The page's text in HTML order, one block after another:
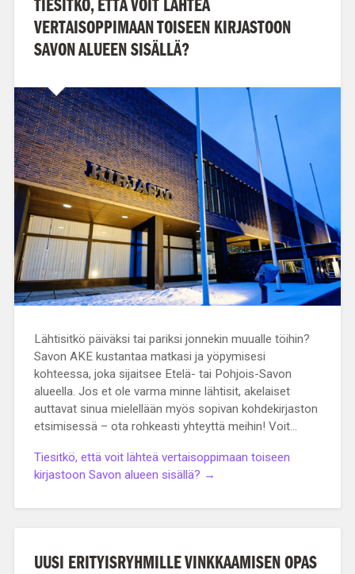
TIESITKÖ, ETTÄ VOIT LÄHTEÄ
VERTAISOPPIMAAN TOISEEN KIRJASTOON
SAVON ALUEEN SISÄLLÄ?
Lähtisitkö päiväksi tai pariksi jonnekin muualle töihin?
Savon AKE kustantaa matkasi ja yöpymisesi
kohteessa, joka sijaitsee Etelä- tai Pohjois-Savon
alueella. Jos et ole varma minne lähtisit, akelaiset
auttavat sinua mielellään myös sopivan kohdekirjaston
etsimisessä – ota rohkeasti yhteyttä meihin! Voit…
Tiesitkö, että voit lähteä vertaisoppimaan toiseen
kirjastoon Savon alueen sisällä? →
UUSI ERITYISRYHMILLE VINKKAAMISEN OPAS